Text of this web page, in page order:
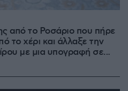
από το Ροσάριο που πήρε
το χέρι και άλλαξε την
με μια υπογραφή σε...